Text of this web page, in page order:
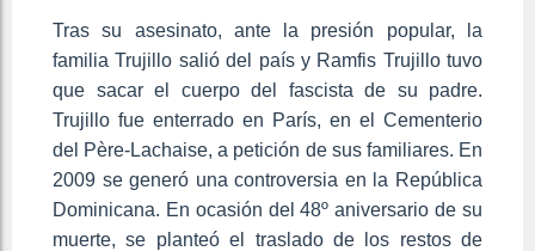
Tras su asesinato, ante la presión popular, la
familia Trujillo salió del país y Ramfis Trujillo tuvo
que sacar el cuerpo del fascista de su padre.
Trujillo fue enterrado en París, en el Cementerio
del Père-Lachaise, a petición de sus familiares. En
2009 se generó una controversia en la República
Dominicana. En ocasión del 48º aniversario de su
muerte, se planteó el traslado de los restos de